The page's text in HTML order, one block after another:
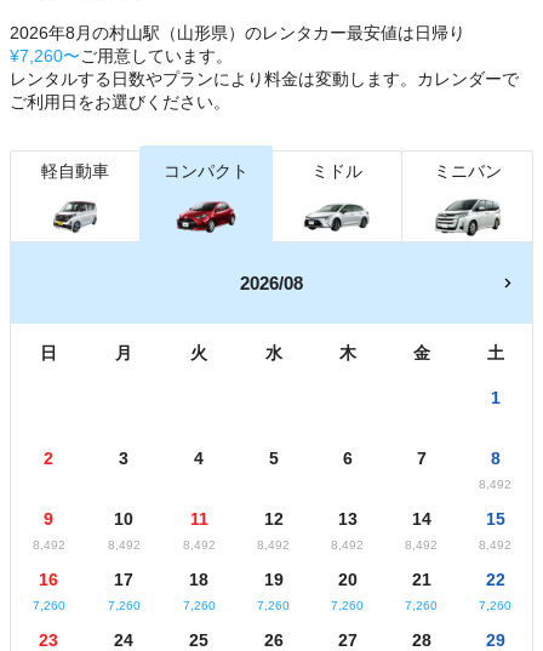
2026年8月の村山駅（山形県）のレンタカー最安値は日帰り
¥7,260〜ご用意しています。
レンタルする日数やプランにより料金は変動します。カレンダーで
ご利用日をお選びください。
軽自動車 コンパクト ミドル ミニバン
2026/08
日 月 火 水 木 金 土
1
2 3 4 5 6 7 8
8,492
9
8,492
10
8,492
11
8,492
12
8,492
13
8,492
14
8,492
15
8,492
16
7,260
17
7,260
18
7,260
19
7,260
20
7,260
21
7,260
22
7,260
23 24 25 26 27 28 29